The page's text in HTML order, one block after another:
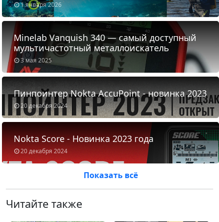
1 января 2026
3 мая 2025
Minelab Vanquish 340 — самый доступный
мультичастотный металлоискатель
20 декабря 2024
Пинпоинтер Nokta AccuPoint - новинка 2023
20 декабря 2024
Nokta Score - Новинка 2023 года
Показать всё
Читайте также